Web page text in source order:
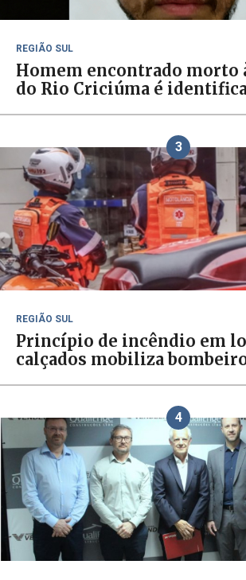
REGIÃO SUL
Homem encontrado morto
do Rio Criciúma é
3
REGIÃO SUL
Princípio de incêndio em
calçados mobiliza
4